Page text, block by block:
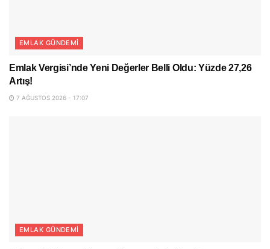
EMLAK GÜNDEMI
Emlak Vergisi’nde Yeni Değerler Belli Oldu: Yüzde 27,26
Artış!
7 AĞUSTOS 2026 - 17:07
EMLAK GÜNDEMI